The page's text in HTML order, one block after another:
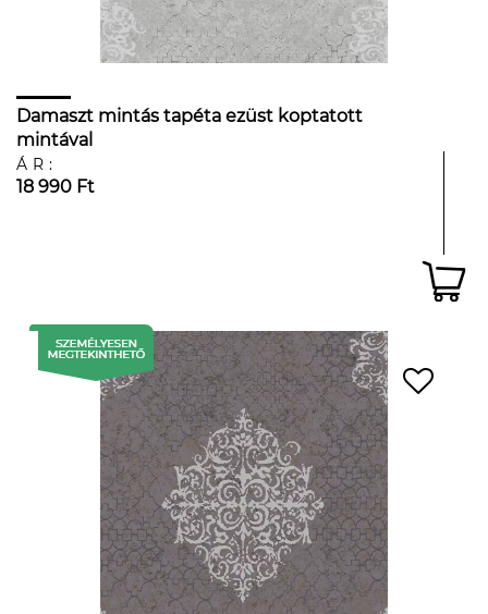
Damaszt mintás tapéta ezüst koptatott
mintával
ÁR:
18 990 Ft